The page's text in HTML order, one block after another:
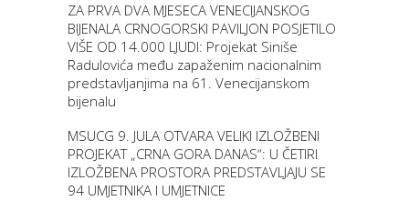
ZA PRVA DVA MJESECA VENECIJANSKOG
BIJENALA CRNOGORSKI PAVILJON POSJETILO
VIŠE OD 14.000 LJUDI: Projekat Siniše
Radulovića među zapaženim nacionalnim
predstavljanjima na 61. Venecijanskom
bijenalu
MSUCG 9. JULA OTVARA VELIKI IZLOŽBENI
PROJEKAT „CRNA GORA DANAS“: U ČETIRI
IZLOŽBENA PROSTORA PREDSTAVLJAJU SE
94 UMJETNIKA I UMJETNICE